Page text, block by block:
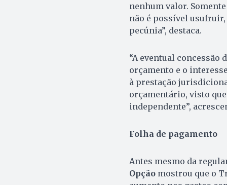
nenhum valor.
não é possível
pecúnia”, destaca.
“A eventual concessão
orçamento e o
à prestação
orçamentário, visto
independente”,
Folha de pagamento
Antes mesmo da
Opçãomostrou que o